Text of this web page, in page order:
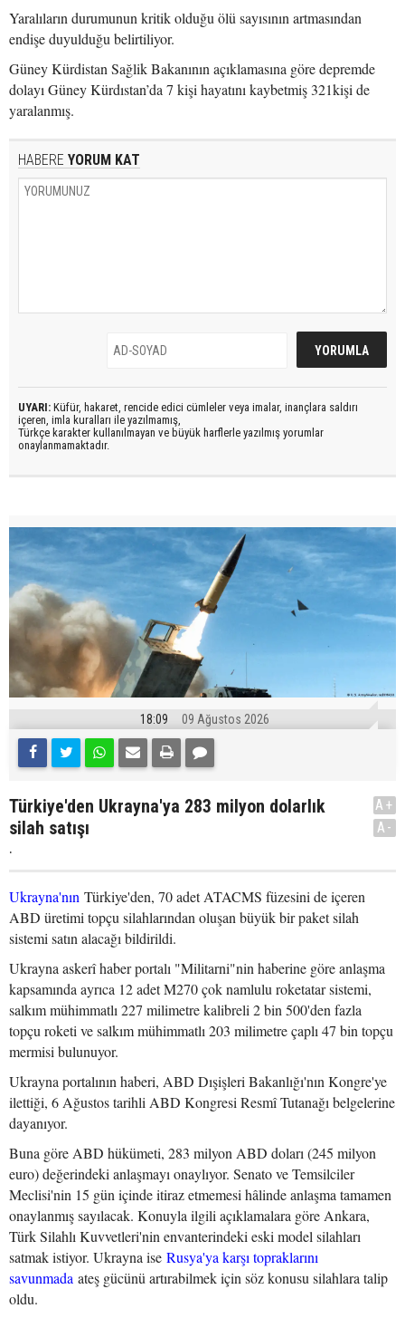
Yaralıların durumunun kritik olduğu ölü sayısının artmasından
endişe duyulduğu belirtiliyor.
Güney Kürdistan Sağlik Bakanının açıklamasına göre depremde
dolayı Güney Kürdıstan’da 7 kişi hayatını kaybetmiş 321kişi de
yaralanmış.
HABERE YORUM KAT
UYARI: Küfür, hakaret, rencide edici cümleler veya imalar, inançlara saldırı
içeren, imla kuralları ile yazılmamış,
Türkçe karakter kullanılmayan ve büyük harflerle yazılmış yorumlar
onaylanmamaktadır.
18:09 09 Ağustos 2026
Türkiye'den Ukrayna'ya 283 milyon dolarlık
silah satışı
.
A+
A-
Ukrayna'nın Türkiye'den, 70 adet ATACMS füzesini de içeren
ABD üretimi topçu silahlarından oluşan büyük bir paket silah
sistemi satın alacağı bildirildi.
Ukrayna askerî haber portalı "Militarni"nin haberine göre anlaşma
kapsamında ayrıca 12 adet M270 çok namlulu roketatar sistemi,
salkım mühimmatlı 227 milimetre kalibreli 2 bin 500'den fazla
topçu roketi ve salkım mühimmatlı 203 milimetre çaplı 47 bin topçu
mermisi bulunuyor.
Ukrayna portalının haberi, ABD Dışişleri Bakanlığı'nın Kongre'ye
ilettiği, 6 Ağustos tarihli ABD Kongresi Resmî Tutanağı belgelerine
dayanıyor.
Buna göre ABD hükümeti, 283 milyon ABD doları (245 milyon
euro) değerindeki anlaşmayı onaylıyor. Senato ve Temsilciler
Meclisi'nin 15 gün içinde itiraz etmemesi hâlinde anlaşma tamamen
onaylanmış sayılacak. Konuyla ilgili açıklamalara göre Ankara,
Türk Silahlı Kuvvetleri'nin envanterindeki eski model silahları
satmak istiyor. Ukrayna ise Rusya'ya karşı topraklarını
savunmada ateş gücünü artırabilmek için söz konusu silahlara talip
oldu.